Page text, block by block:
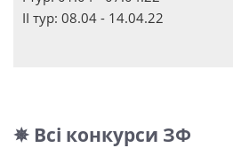
ІІ тур: 08.04 - 14.04.22
✵ Всі конкурси ЗФ